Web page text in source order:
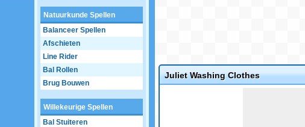
Natuurkunde Spellen
Balanceer Spellen
Afschieten
Line Rider
Bal Rollen
Brug Bouwen
Willekeurige Spellen
Bal Stuiteren
Juliet Washing Clothes